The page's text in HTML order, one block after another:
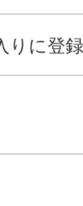
りに登録